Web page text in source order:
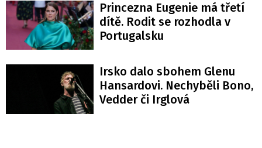
Princezna Eugenie má třetí
dítě. Rodit se rozhodla v
Portugalsku
Irsko dalo sbohem Glenu
Hansardovi. Nechyběli Bono,
Vedder či Irglová